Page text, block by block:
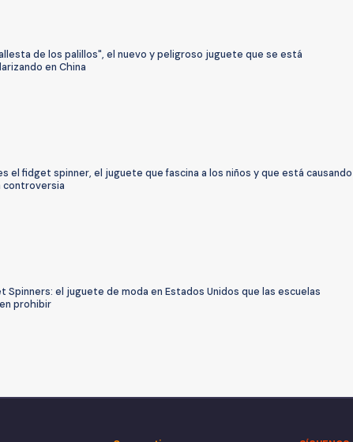
de los palillos", el nuevo y peligroso juguete que se está
en China
el fidget spinner, el juguete que fascina a los niños y que está causando
controversia
Spinners: el juguete de moda en Estados Unidos que las escuelas
prohibir